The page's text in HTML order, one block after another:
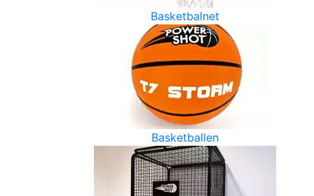
Basketbalnet
Basketballen